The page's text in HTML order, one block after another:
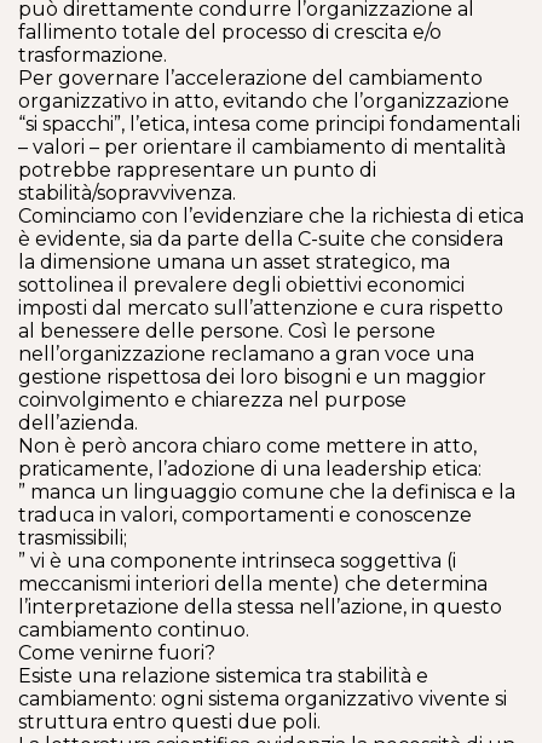
può direttamente condurre l’organizzazione al
fallimento totale del processo di crescita e/o
trasformazione.
Per governare l’accelerazione del cambiamento
organizzativo in atto, evitando che l’organizzazione
“si spacchi”, l’etica, intesa come principi fondamentali
– valori – per orientare il cambiamento di mentalità
potrebbe rappresentare un punto di
stabilità/sopravvivenza.
Cominciamo con l’evidenziare che la richiesta di etica
è evidente, sia da parte della C-suite che considera
la dimensione umana un asset strategico, ma
sottolinea il prevalere degli obiettivi economici
imposti dal mercato sull’attenzione e cura rispetto
al benessere delle persone. Così le persone
nell’organizzazione reclamano a gran voce una
gestione rispettosa dei loro bisogni e un maggior
coinvolgimento e chiarezza nel purpose
dell’azienda.
Non è però ancora chiaro come mettere in atto,
praticamente, l’adozione di una leadership etica:
” manca un linguaggio comune che la definisca e la
traduca in valori, comportamenti e conoscenze
trasmissibili;
” vi è una componente intrinseca soggettiva (i
meccanismi interiori della mente) che determina
l’interpretazione della stessa nell’azione, in questo
cambiamento continuo.
Come venirne fuori?
Esiste una relazione sistemica tra stabilità e
cambiamento: ogni sistema organizzativo vivente si
struttura entro questi due poli.